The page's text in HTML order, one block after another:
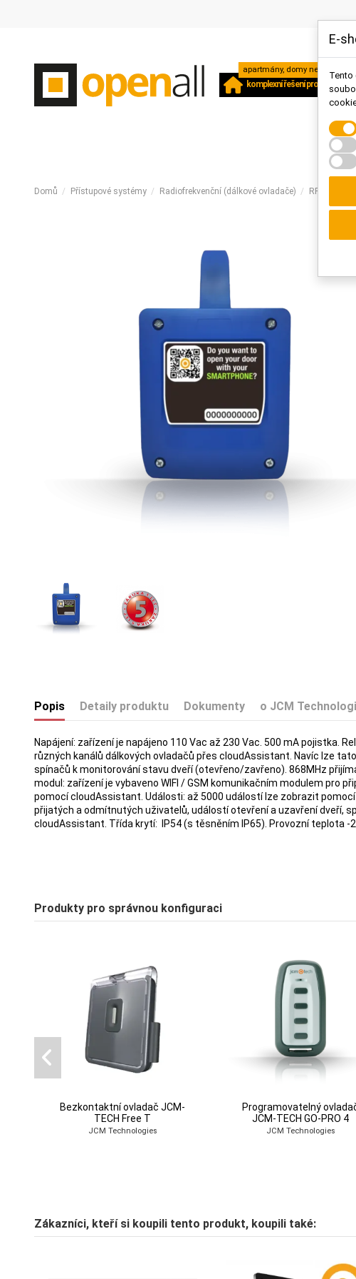
komplexní řešení pro objekty
apartmány, domy nebo byty
Domů Přístupové systémy Radiofrekvenční (dálkové ovladače) RF přijímače
Popis Detaily produktu Dokumenty o JCM
Napájení: zařízení je napájeno 110 Vac až 230 Vac. 500 mA pojistka.
různých kanálů dálkových ovladačů přes cloudAssistant. Navíc lze
spínačů k monitorování stavu dveří (otevřeno/zavřeno). 868MHz
modul: zařízení je vybaveno WIFI / GSM komunikačním modulem pro
pomocí cloudAssistant. Události: až 5000 událostí lze zobrazit
přijatých a odmítnutých uživatelů, událostí otevření a uzavření dveří,
cloudAssistant. Třída krytí: IP54 (s těsněním IP65). Provozní teplota -
Produkty pro správnou konfiguraci
Bezkontaktní ovladač JCM-
TECH Free T
JCM Technologies
Programovatelný
JCM-TECH GO-PRO 4
JCM Technologies
Zákazníci, kteří si koupili tento produkt, koupili také:
E-
Tento